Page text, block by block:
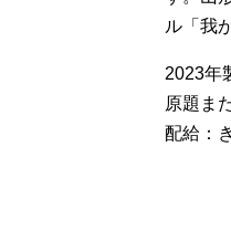
ル「我
2023年
原題ま
配給：